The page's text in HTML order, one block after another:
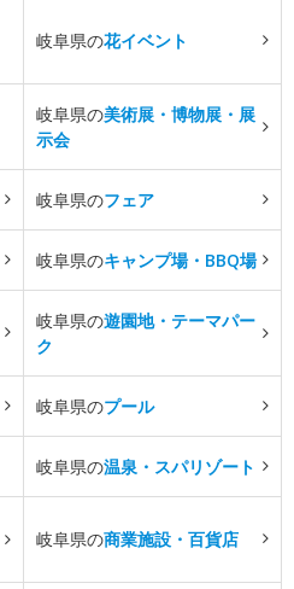
岐阜県の花イベント
岐阜県の美術展・博物展・展
示会
岐阜県のフェア
岐阜県のキャンプ場・BBQ場
岐阜県の遊園地・テーマパー
ク
岐阜県のプール
岐阜県の温泉・スパリゾート
岐阜県の商業施設・百貨店